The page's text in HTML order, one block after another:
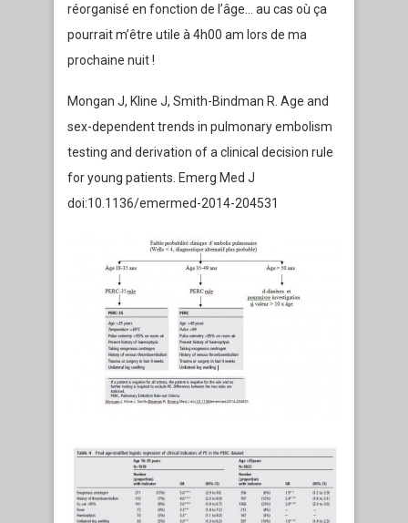
réorganisé en fonction de l’âge… au cas où ça
pourrait m’être utile à 4h00 am lors de ma
prochaine nuit !
Mongan J, Kline J, Smith-Bindman R. Age and
sex-dependent trends in pulmonary embolism
testing and derivation of a clinical decision rule
for young patients. Emerg Med J
doi:10.1136/emermed-2014-204531